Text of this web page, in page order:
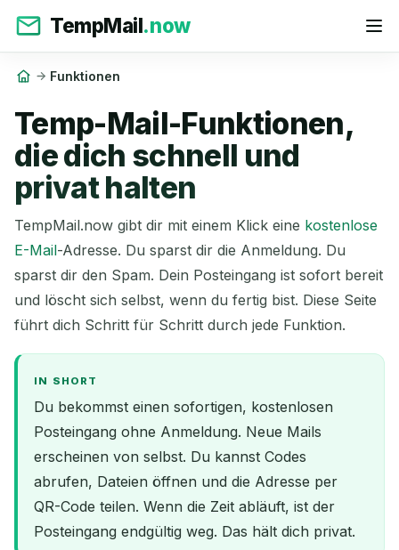
TempMail.now
Funktionen
Temp-Mail-Funktionen,
die dich schnell und
privat halten
TempMail.now gibt dir mit einem Klick eine kostenlose
E-Mail-Adresse. Du sparst dir die Anmeldung. Du
sparst dir den Spam. Dein Posteingang ist sofort bereit
und löscht sich selbst, wenn du fertig bist. Diese Seite
führt dich Schritt für Schritt durch jede Funktion.
IN SHORT
Du bekommst einen sofortigen, kostenlosen
Posteingang ohne Anmeldung. Neue Mails
erscheinen von selbst. Du kannst Codes
abrufen, Dateien öffnen und die Adresse per
QR-Code teilen. Wenn die Zeit abläuft, ist der
Posteingang endgültig weg. Das hält dich privat.